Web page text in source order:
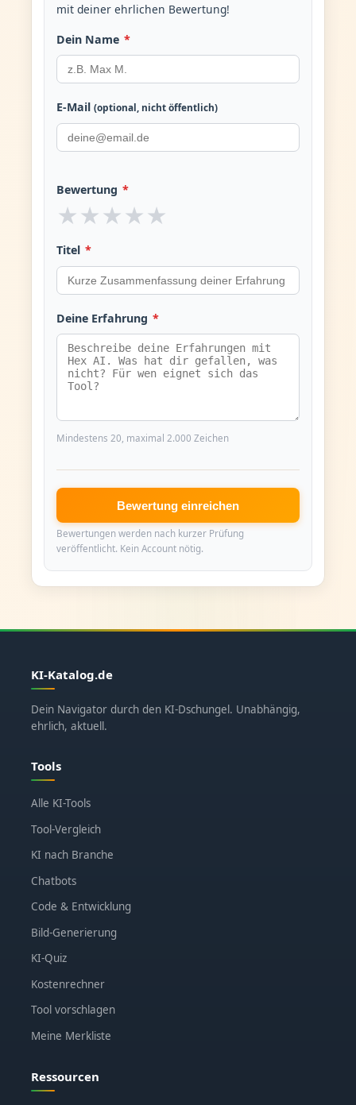
mit deiner ehrlichen Bewertung!
Dein Name *
E-Mail (optional, nicht öffentlich)
Bewertung *
★ ★ ★ ★ ★
Titel *
Deine Erfahrung *
Mindestens 20, maximal 2.000 Zeichen
Bewertung einreichen
Bewertungen werden nach kurzer Prüfung
veröffentlicht. Kein Account nötig.
KI-Katalog.de
Dein Navigator durch den KI-Dschungel. Unabhängig,
ehrlich, aktuell.
Tools
Alle KI-Tools
Tool-Vergleich
KI nach Branche
Chatbots
Code & Entwicklung
Bild-Generierung
KI-Quiz
Kostenrechner
Tool vorschlagen
Meine Merkliste
Ressourcen